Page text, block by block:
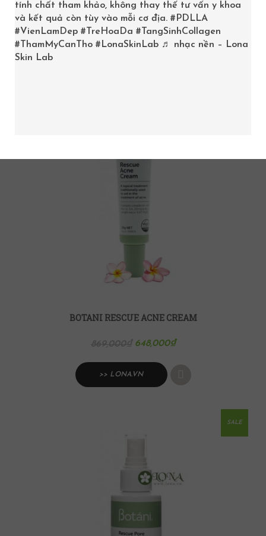
669,000₫ 598,000₫
>> LONA.VN
BOTANI RESCUE ACNE CREAM
648,000₫
>> LONA.VN
SALE
tính chất tham khảo, không thay thế tư vấn y khoa
và kết quả còn tùy vào mỗi cơ địa. #PDLLA
#VienLamDep #TreHoaDa #TangSinhCollagen
#ThamMyCanTho #LonaSkinLab ♬ nhạc nền – Lona
Skin Lab